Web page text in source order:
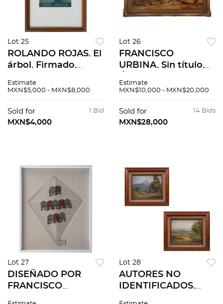
Lot 25
ROLANDO ROJAS. El
árbol. Firmado.
aguafuerte y
32.25 x 24 cm
imagen / 59.5 x 39.5
Estimate
MXN$5,000 - MXN$8,000
1 Bid
Sold for
MXN$4,000
Lot 26
FRANCISCO
URBINA. Sin título.
120 cm
Estimate
MXN$10,000 - MXN$20,000
14 Bids
Sold for
MXN$28,000
Lot 27
DISEÑADO POR
FRANCISCO
Lot 28
AUTORES NO
IDENTIFICADOS.